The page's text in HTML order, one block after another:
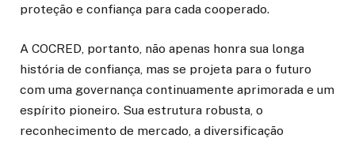
proteção e confiança para cada cooperado.
A COCRED, portanto, não apenas honra sua longa
história de confiança, mas se projeta para o futuro
com uma governança continuamente aprimorada e um
espírito pioneiro. Sua estrutura robusta, o
reconhecimento de mercado, a diversificação